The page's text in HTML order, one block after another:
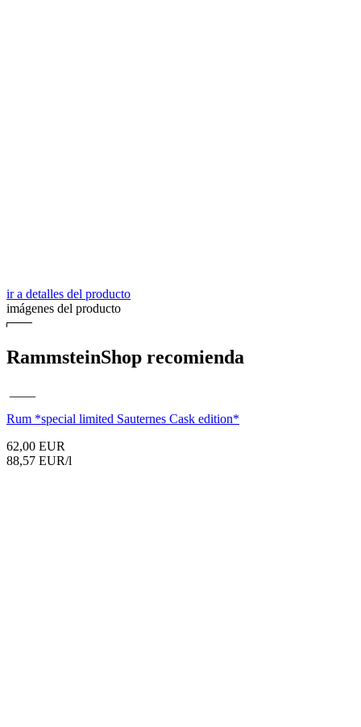
ir a detalles del producto
imágenes del producto
RammsteinShop recomienda
Rum *special limited Sauternes Cask edition*
62,00 EUR
88,57 EUR/l